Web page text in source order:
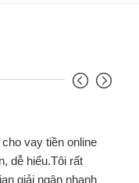
gấp nên định cầm cố
thật may đã có
CMND online không